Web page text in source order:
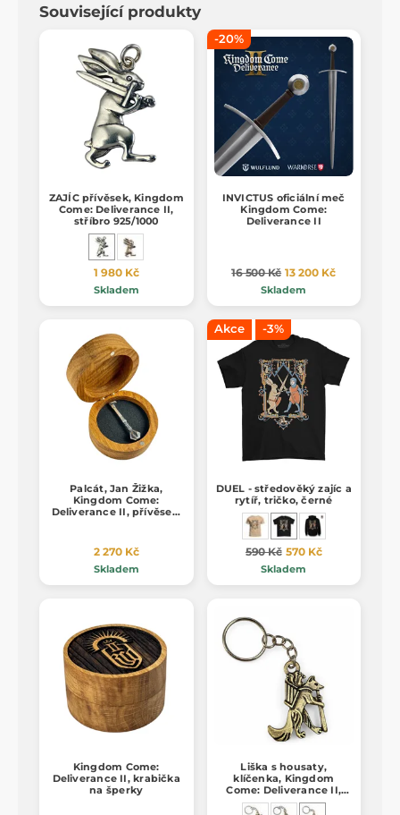
Související produkty
ZAJÍC přívěsek, Kingdom
Come: Deliverance II,
stříbro 925/1000
1 980 Kč
Skladem
-20%
INVICTUS oficiální meč
Kingdom Come:
Deliverance II
16 500 Kč 13 200 Kč
Skladem
Palcát, Jan Žižka,
Kingdom Come:
Deliverance II, přívěsek,
2 270 Kč
Skladem
Akce -3%
DUEL - středověký zajíc a
rytíř, tričko, černé
590 Kč 570 Kč
Skladem
Kingdom Come:
Deliverance II, krabička
na šperky
Liška s housaty,
klíčenka, Kingdom
Come: Deliverance II,
zinek